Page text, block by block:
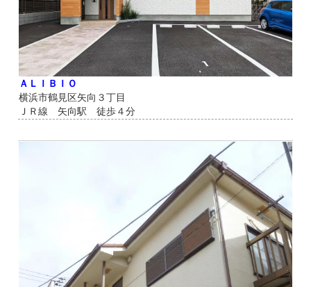
ＡＬＩＢＩＯ
横浜市鶴見区矢向３丁目
ＪＲ線 矢向駅 徒歩４分